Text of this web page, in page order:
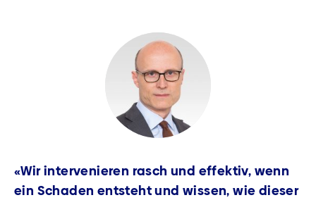
«Wir intervenieren rasch und effektiv, wenn
ein Schaden entsteht und wissen, wie dieser